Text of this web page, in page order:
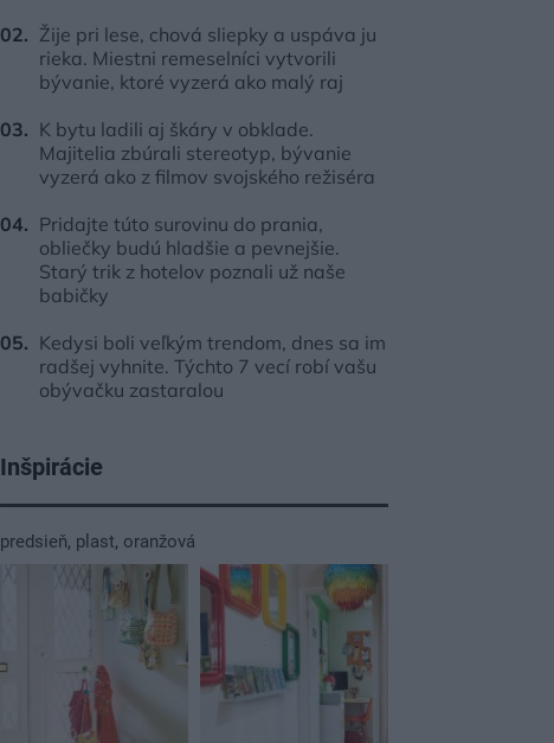
Žije pri lese, chová sliepky a uspáva ju
rieka. Miestni remeselníci vytvorili
bývanie, ktoré vyzerá ako malý raj
K bytu ladili aj škáry v obklade.
Majitelia zbúrali stereotyp, bývanie
vyzerá ako z filmov svojského režiséra
Pridajte túto surovinu do prania,
obliečky budú hladšie a pevnejšie.
Starý trik z hotelov poznali už naše
babičky
Kedysi boli veľkým trendom, dnes sa im
radšej vyhnite. Týchto 7 vecí robí vašu
obývačku zastaralou
Inšpirácie
predsieň, plast, oranžová